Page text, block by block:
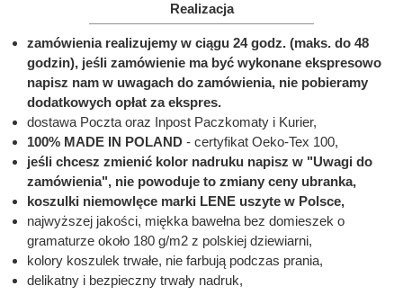
Realizacja
zamówienia realizujemy w ciągu 24 godz. (maks. do 48
godzin), jeśli zamówienie ma być wykonane ekspresowo
napisz nam w uwagach do zamówienia, nie pobieramy
dodatkowych opłat za ekspres.
dostawa Poczta oraz Inpost Paczkomaty i Kurier,
100% MADE IN POLAND - certyfikat Oeko-Tex 100,
jeśli chcesz zmienić kolor nadruku napisz w "Uwagi do
zamówienia", nie powoduje to zmiany ceny ubranka,
koszulki niemowlęce marki LENE uszyte w Polsce,
najwyższej jakości, miękka bawełna bez domieszek o
gramaturze około 180 g/m2 z polskiej dziewiarni,
kolory koszulek trwałe, nie farbują podczas prania,
delikatny i bezpieczny trwały nadruk,